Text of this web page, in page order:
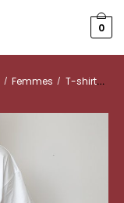
0
/ Femmes / T-shirts